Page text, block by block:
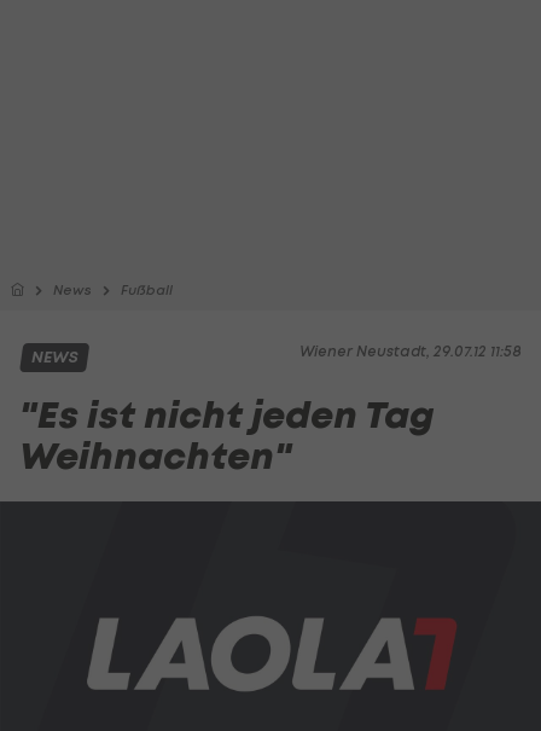
News Fußball
Wiener Neustadt, 29.07.12 11:58
NEWS
"Es ist nicht jeden Tag
Weihnachten"